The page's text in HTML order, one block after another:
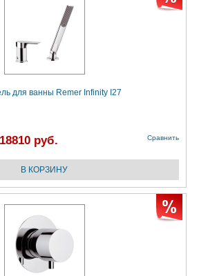
для ванны Remer Infinity I27
18810 руб. Сравнить